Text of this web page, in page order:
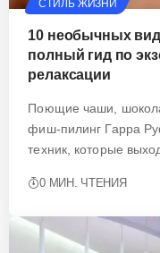
СТИЛЬ ЖИЗНИ
10 необычных
полный гид по
релаксации
Поющие чаши,
фиш-пилинг Гарра
техник, которые
0 МИН. ЧТЕНИЯ